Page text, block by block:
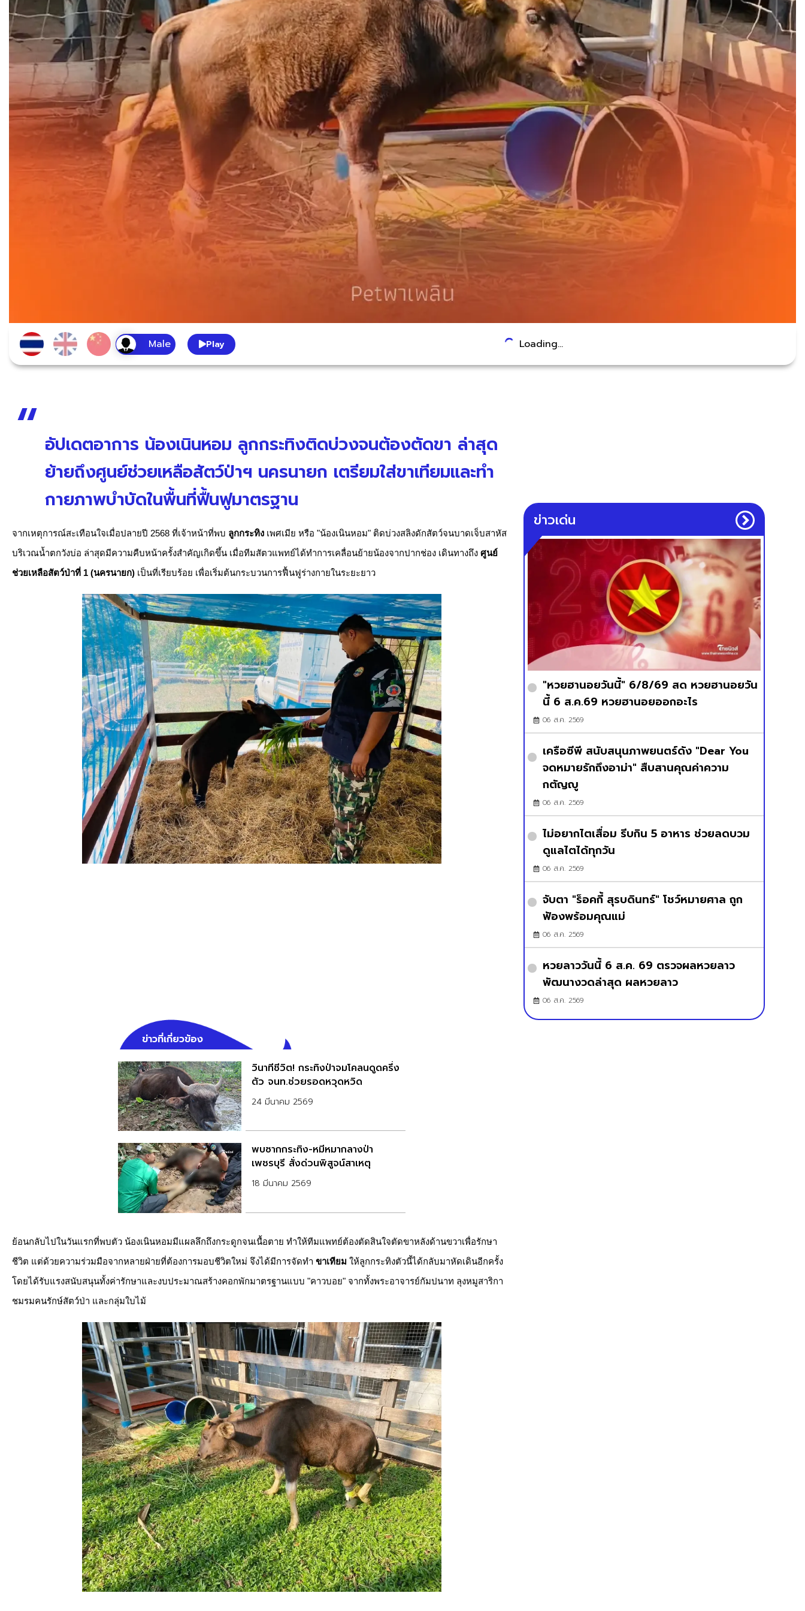
Play Loading...
อัปเดตอาการ น้องเนินหอม ลูกกระทิงติดบ่วงจนต้องตัดขา ล่าสุด
ย้ายถึงศูนย์ช่วยเหลือสัตว์ป่าฯ นครนายก เตรียมใส่ขาเทียมและทำ
กายภาพบำบัดในพื้นที่ฟื้นฟูมาตรฐาน
จากเหตุการณ์สะเทือนใจเมื่อปลายปี 2568 ที่เจ้าหน้าที่พบ ลูกกระทิง เพศเมีย หรือ "น้องเนินหอม" ติดบ่วงสลิงดักสัตว์จนบาดเจ็บสาหัส
บริเวณน้ำตกวังบ่อ ล่าสุดมีความคืบหน้าครั้งสำคัญเกิดขึ้น เมื่อทีมสัตวแพทย์ได้ทำการเคลื่อนย้ายน้องจากปากช่อง เดินทางถึง ศูนย์
ช่วยเหลือสัตว์ป่าที่ 1 (นครนายก) เป็นที่เรียบร้อย เพื่อเริ่มต้นกระบวนการฟื้นฟูร่างกายในระยะยาว
ข่าวที่เกี่ยวข้อง
วินาทีชีวิต! กระทิงป่าจมโคลนดูดครึ่ง
ตัว จนท.ช่วยรอดหวุดหวิด
24 มีนาคม 2569
พบซากกระทิง-หมีหมากลางป่า
เพชรบุรี สั่งด่วนพิสูจน์สาเหตุ
18 มีนาคม 2569
ย้อนกลับไปในวันแรกที่พบตัว น้องเนินหอมมีแผลลึกถึงกระดูกจนเนื้อตาย ทำให้ทีมแพทย์ต้องตัดสินใจตัดขาหลังด้านขวาเพื่อรักษา
ชีวิต แต่ด้วยความร่วมมือจากหลายฝ่ายที่ต้องการมอบชีวิตใหม่ จึงได้มีการจัดทำ ขาเทียม ให้ลูกกระทิงตัวนี้ได้กลับมาหัดเดินอีกครั้ง
โดยได้รับแรงสนับสนุนทั้งค่ารักษาและงบประมาณสร้างคอกพักมาตรฐานแบบ "คาวบอย" จากทั้งพระอาจารย์กัมปนาท ลุงหมูสาริกา
ชมรมคนรักษ์สัตว์ป่า และกลุ่มใบไม้
ข่าวเด่น
"หวยฮานอยวันนี้" 6/8/69 สด หวยฮานอยวัน
นี้ 6 ส.ค.69 หวยฮานอยออกอะไร
06 ส.ค. 2569
เครือซีพี สนับสนุนภาพยนตร์ดัง "Dear You
จดหมายรักถึงอาม่า" สืบสานคุณค่าความ
กตัญญู
06 ส.ค. 2569
ไม่อยากไตเสื่อม รีบกิน 5 อาหาร ช่วยลดบวม
ดูแลไตได้ทุกวัน
06 ส.ค. 2569
จับตา "ร็อคกี้ สุรบดินทร์" โชว์หมายศาล ถูก
ฟ้องพร้อมคุณแม่
06 ส.ค. 2569
หวยลาววันนี้ 6 ส.ค. 69 ตรวจผลหวยลาว
พัฒนางวดล่าสุด ผลหวยลาว
06 ส.ค. 2569